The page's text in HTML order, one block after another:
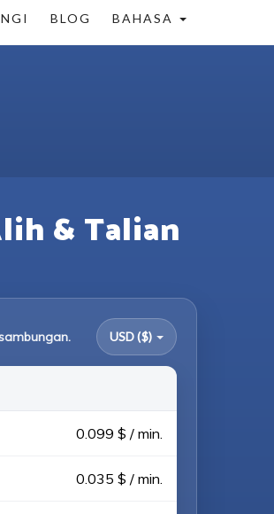
BLOG BAHASA
& Talian
USD ($)
0.099 $ / min.
0.035 $ / min.